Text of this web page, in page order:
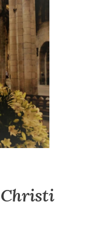
Christi